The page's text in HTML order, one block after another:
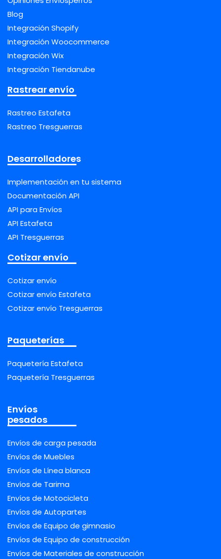
Blog
Integración Shopify
Integración Woocommerce
Integración Wix
Integración Tiendanube
Rastrear envío
Rastreo Estafeta
Rastreo Tresguerras
Desarrolladores
Implementación en tu sistema
Documentación API
API para Envíos
API Estafeta
API Tresguerras
Cotizar envío
Cotizar envío
Cotizar envío Estafeta
Cotizar envío Tresguerras
Paqueterías
Paquetería Estafeta
Paquetería Tresguerras
Envíos
pesados
Envíos de carga pesada
Envíos de Muebles
Envíos de Línea blanca
Envíos de Tarima
Envíos de Motocicleta
Envíos de Autopartes
Envíos de Equipo de gimnasio
Envíos de Equipo de construcción
Envíos de Materiales de construcción